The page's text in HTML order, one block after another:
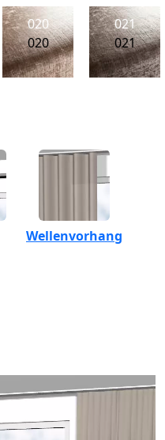
020
020
021
021
Wellenvorhang